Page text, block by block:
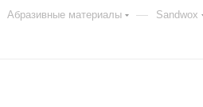
Абразивные материалы — Sandwox